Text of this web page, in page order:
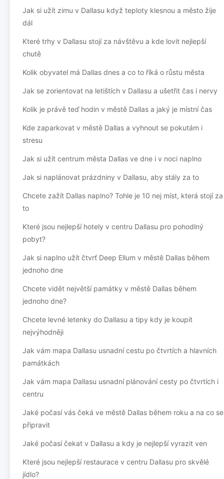
Jak si užít zimu v Dallasu když teploty klesnou a město žije
dál
Které trhy v Dallasu stojí za návštěvu a kde lovit nejlepší
chutě
Kolik obyvatel má Dallas dnes a co to říká o růstu města
Jak se zorientovat na letištích v Dallasu a ušetřit čas i nervy
Kolik je právě teď hodin v městě Dallas a jaký je místní čas
Kde zaparkovat v městě Dallas a vyhnout se pokutám i
stresu
Jak si užít centrum města Dallas ve dne i v noci naplno
Jak si naplánovat prázdniny v Dallasu, aby stály za to
Chcete zažít Dallas naplno? Tohle je 10 nej míst, která stojí za
to
Které jsou nejlepší hotely v centru Dallasu pro pohodlný
pobyt?
Jak si naplno užít čtvrť Deep Ellum v městě Dallas během
jednoho dne
Chcete vidět největší památky v městě Dallas během
jednoho dne?
Chcete levné letenky do Dallasu a tipy kdy je koupit
nejvýhodněji
Jak vám mapa Dallasu usnadní cestu po čtvrtích a hlavních
památkách
Jak vám mapa Dallasu usnadní plánování cesty po čtvrtích i
centru
Jaké počasí vás čeká ve městě Dallas během roku a na co se
připravit
Jaké počasí čekat v Dallasu a kdy je nejlepší vyrazit ven
Které jsou nejlepší restaurace v centru Dallasu pro skvělé
jídlo?